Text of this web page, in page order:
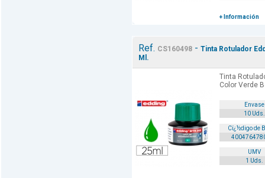
+ Información
Ref. CS160498- Tinta Rotulador
Ml.
Tinta
Color Verde
Envase
10 Uds.
Cï¿½digo de
UMV
1 Uds.